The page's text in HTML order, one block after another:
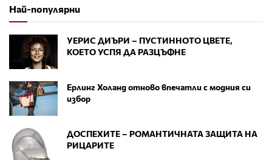
Най-популярни
УЕРИС ДИЪРИ – ПУСТИННОТО ЦВЕТЕ,
КОЕТО УСПЯ ДА РАЗЦЪФНЕ
Ерлинг Холанд отново впечатли с модния си
избор
ДОСПЕХИТЕ – РОМАНТИЧНАТА ЗАЩИТА НА
РИЦАРИТЕ